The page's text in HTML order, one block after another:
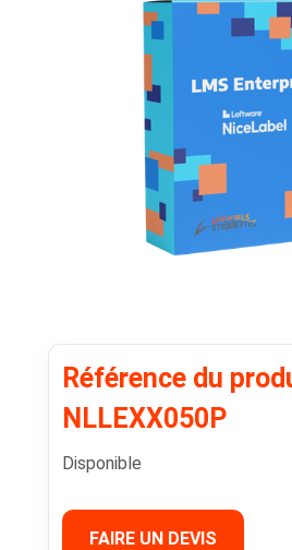
Référence du
NLLEXX050P
Disponible
FAIRE UN DEVIS